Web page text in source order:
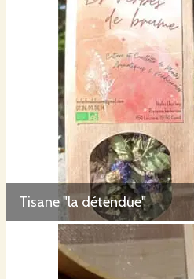
Tisane "la détendue"